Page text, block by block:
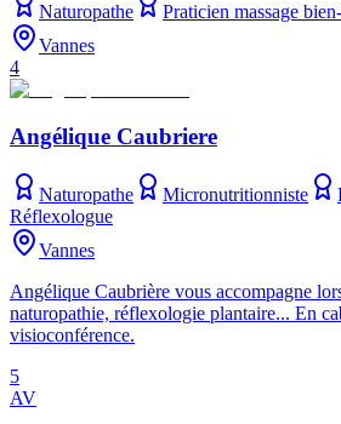
Naturopathe Praticien massage
Vannes
4
Angélique Caubriere
Naturopathe Micronutritionniste
Réflexologue
Vannes
Angélique Caubrière vous accompagne
naturopathie, réflexologie plantaire... En
visioconférence.
5
AV